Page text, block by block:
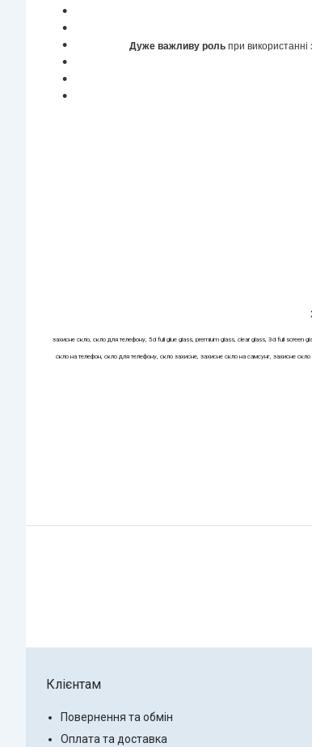
Дуже важливу роль при використанні
захисне скло, скло для телефону, 5d full glue glass, premium glass, clear glass, 3d full screen
скло на телефон, скло для телефону, скло захисне, захисне скло на самсунг, захисне
Клієнтам
Повернення та обмін
Оплата та доставка